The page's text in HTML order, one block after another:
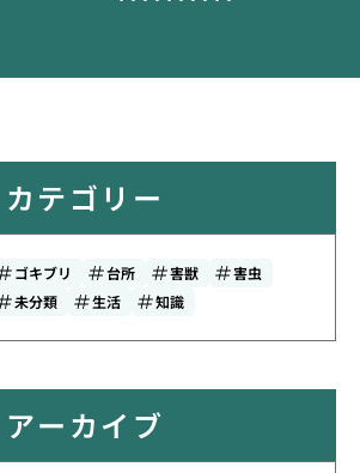
カテゴリー
ゴキブリ 台所 害獣
害虫
未分類
生活 知識
アーカイブ